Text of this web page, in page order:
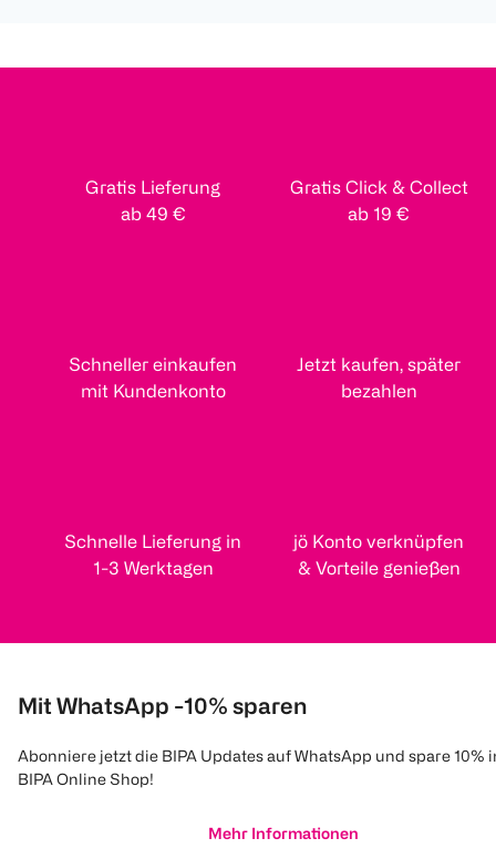
Gratis Lieferung
ab 49 €
Gratis Click & Collect
ab 19 €
Schneller einkaufen
mit Kundenkonto
Jetzt kaufen, später
bezahlen
Schnelle Lieferung in
1-3 Werktagen
jö Konto verknüpfen
& Vorteile genießen
Mit WhatsApp -10% sparen
Abonniere jetzt die BIPA Updates auf WhatsApp und spare 10%
BIPA Online Shop!
Mehr Informationen